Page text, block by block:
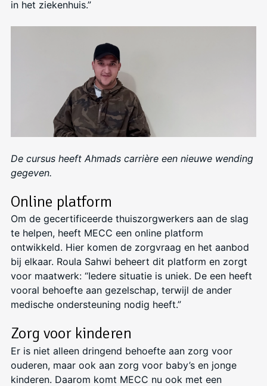
in het ziekenhuis.”
De cursus heeft Ahmads carrière een nieuwe wending
gegeven.
Online platform
Om de gecertificeerde thuiszorgwerkers aan de slag
te helpen, heeft MECC een online platform
ontwikkeld. Hier komen de zorgvraag en het aanbod
bij elkaar. Roula Sahwi beheert dit platform en zorgt
voor maatwerk: “Iedere situatie is uniek. De een heeft
vooral behoefte aan gezelschap, terwijl de ander
medische ondersteuning nodig heeft.”
Zorg voor kinderen
Er is niet alleen dringend behoefte aan zorg voor
ouderen, maar ook aan zorg voor baby’s en jonge
kinderen. Daarom komt MECC nu ook met een